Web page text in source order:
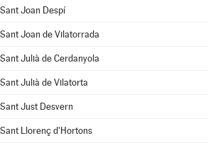
Sant Joan Despí
Sant Joan de Vilatorrada
Sant Julià de Cerdanyola
Sant Julià de Vilatorta
Sant Just Desvern
Sant Llorenç d'Hortons